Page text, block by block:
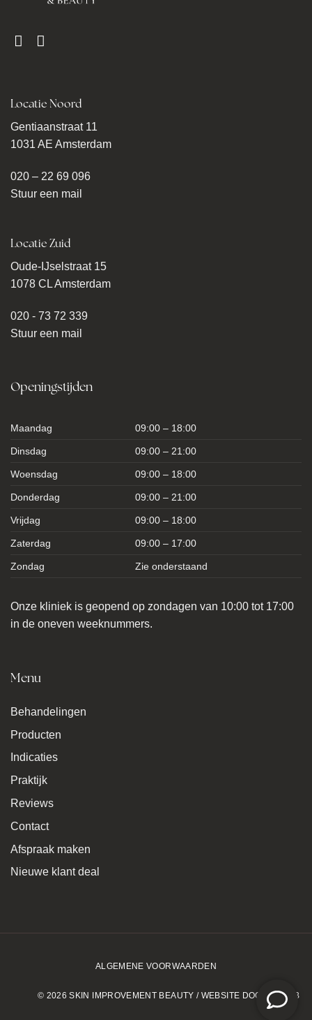
Locatie Noord
Gentiaanstraat 11
1031 AE Amsterdam
020 – 22 69 096
Stuur een mail
Locatie Zuid
Oude-IJselstraat 15
1078 CL Amsterdam
020 - 73 72 339
Stuur een mail
Openingstijden
Maandag 09:00 – 18:00
Dinsdag 09:00 – 21:00
Woensdag 09:00 – 18:00
Donderdag 09:00 – 21:00
Vrijdag 09:00 – 18:00
Zaterdag 09:00 – 17:00
Zondag Zie onderstaand
Onze kliniek is geopend op zondagen van 10:00 tot 17:00
in de oneven weeknummers.
Menu
Behandelingen
Producten
Indicaties
Praktijk
Reviews
Contact
Afspraak maken
Nieuwe klant deal
ALGEMENE VOORWAARDEN
© 2026 SKIN IMPROVEMENT BEAUTY / WEBSITE DOOR KLUBB